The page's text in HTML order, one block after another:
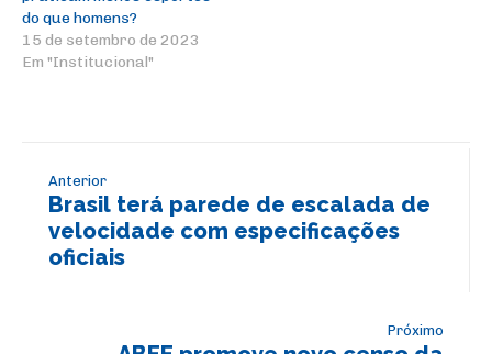
do que homens?
15 de setembro de 2023
Em "Institucional"
Anterior
Brasil terá parede de escalada de
velocidade com especificações
oficiais
Próximo